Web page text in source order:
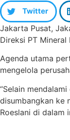
Twitter
Jakarta Pusat,
Direksi PT
Agenda utama
mengelola
“Selain
disumbangkan ke
Roeslani di dalam